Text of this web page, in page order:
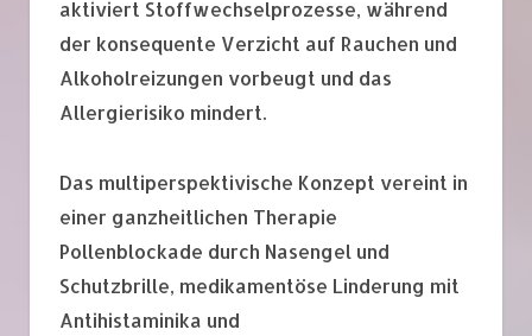
aktiviert Stoffwechselprozesse, während
der konsequente Verzicht auf Rauchen und
Alkoholreizungen vorbeugt und das
Allergierisiko mindert.
Das multiperspektivische Konzept vereint in
einer ganzheitlichen Therapie
Pollenblockade durch Nasengel und
Schutzbrille, medikamentöse Linderung mit
Antihistaminika und